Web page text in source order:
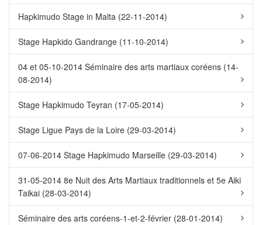
Hapkimudo Stage in Malta (22-11-2014)
Stage Hapkido Gandrange (11-10-2014)
04 et 05-10-2014 Séminaire des arts martiaux coréens (14-
08-2014)
Stage Hapkimudo Teyran (17-05-2014)
Stage Ligue Pays de la Loire (29-03-2014)
07-06-2014 Stage Hapkimudo Marseille (29-03-2014)
31-05-2014 8e Nuit des Arts Martiaux traditionnels et 5e Aiki
Taikai (28-03-2014)
Séminaire des arts coréens-1-et-2-février (28-01-2014)